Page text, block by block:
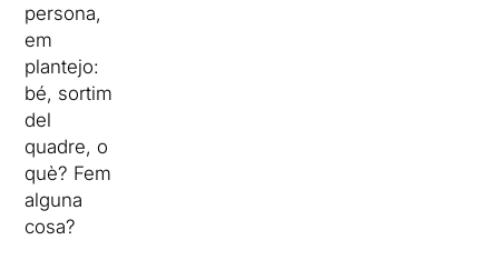
persona,
em
plantejo:
bé, sortim
del
quadre, o
què? Fem
alguna
cosa?